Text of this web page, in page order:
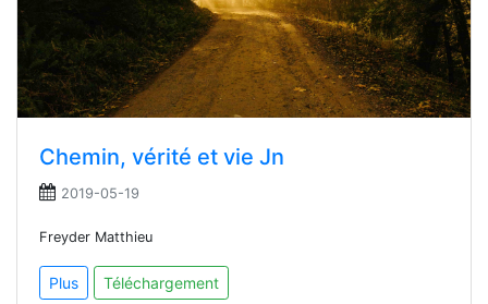
Chemin, vérité et vie Jn
2019-05-19
Freyder Matthieu
Plus Téléchargement